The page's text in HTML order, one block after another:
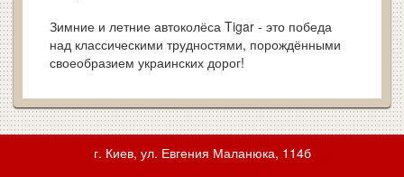
Зимние и летние автоколёса Tigar - это победа
над классическими трудностями, порождёнными
своеобразием украинских дорог!
г. Киев, ул. Евгения Маланюка, 114б